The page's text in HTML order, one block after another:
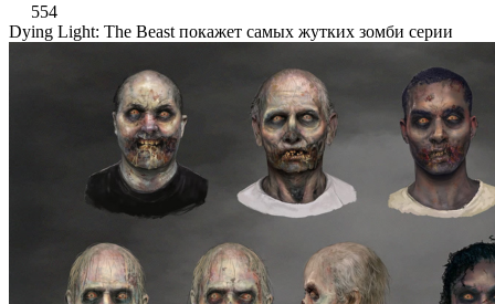
554
Dying Light: The Beast покажет самых жутких зомби серии